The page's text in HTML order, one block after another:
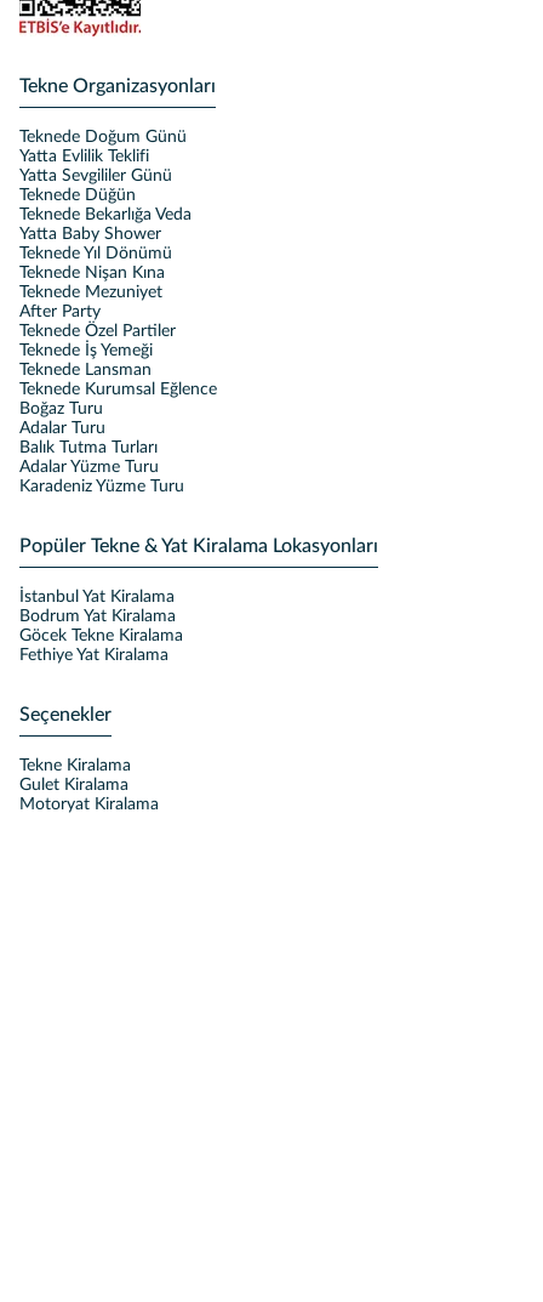
Tekne Organizasyonları
Teknede Doğum Günü
Yatta Evlilik Teklifi
Yatta Sevgililer Günü
Teknede Düğün
Teknede Bekarlığa Veda
Yatta Baby Shower
Teknede Yıl Dönümü
Teknede Nişan Kına
Teknede Mezuniyet
After Party
Teknede Özel Partiler
Teknede İş Yemeği
Teknede Lansman
Teknede Kurumsal Eğlence
Boğaz Turu
Adalar Turu
Balık Tutma Turları
Adalar Yüzme Turu
Karadeniz Yüzme Turu
Popüler Tekne & Yat Kiralama Lokasyonları
İstanbul Yat Kiralama
Bodrum Yat Kiralama
Göcek Tekne Kiralama
Fethiye Yat Kiralama
Seçenekler
Tekne Kiralama
Gulet Kiralama
Motoryat Kiralama